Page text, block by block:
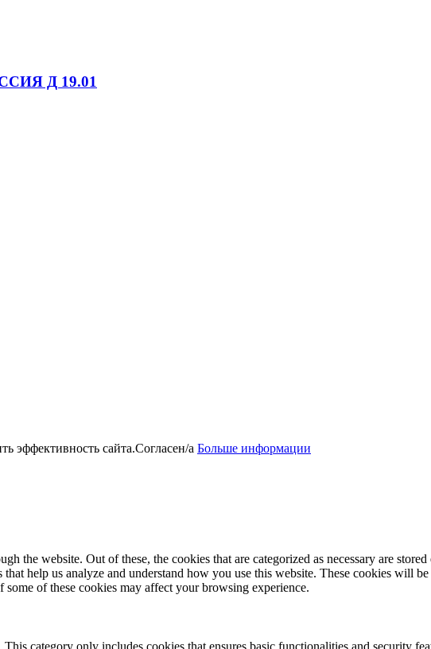
Д 19.01
эффективность сайта.Согласен/а Больше информации
the website. Out of these, the cookies that are categorized as necessary are
help us analyze and understand how you use this website. These cookies will
of these cookies may affect your browsing experience.
category only includes cookies that ensures basic functionalities and security